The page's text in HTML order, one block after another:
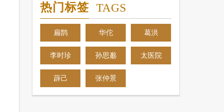
热门标签 TAGS
扁鹊 华佗 葛洪
李时珍 孙思邈 太医院
薜己 张仲景